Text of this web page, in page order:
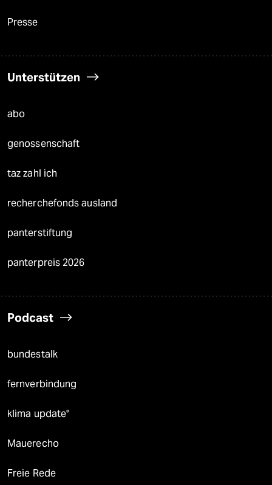
Presse
Unterstützen
abo
genossenschaft
taz zahl ich
recherchefonds ausland
panterstiftung
panterpreis 2026
Podcast
bundestalk
fernverbindung
klima update°
Mauerecho
Freie Rede